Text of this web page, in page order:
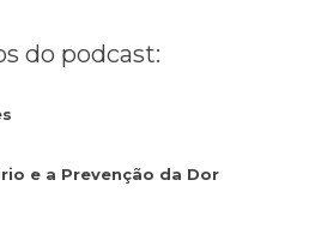
do podcast:
e a Prevenção da Dor